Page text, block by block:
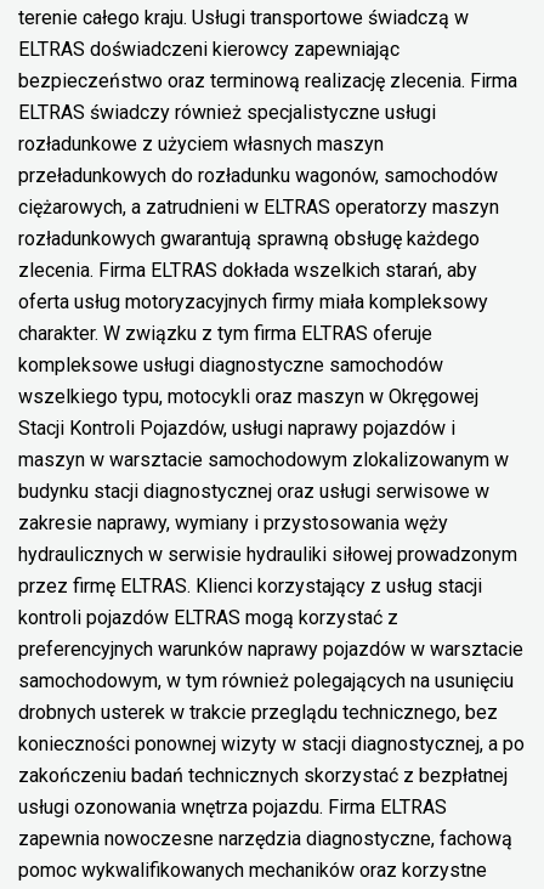
terenie całego kraju. Usługi transportowe świadczą w
ELTRAS doświadczeni kierowcy zapewniając
bezpieczeństwo oraz terminową realizację zlecenia. Firma
ELTRAS świadczy również specjalistyczne usługi
rozładunkowe z użyciem własnych maszyn
przeładunkowych do rozładunku wagonów, samochodów
ciężarowych, a zatrudnieni w ELTRAS operatorzy maszyn
rozładunkowych gwarantują sprawną obsługę każdego
zlecenia. Firma ELTRAS dokłada wszelkich starań, aby
oferta usług motoryzacyjnych firmy miała kompleksowy
charakter. W związku z tym firma ELTRAS oferuje
kompleksowe usługi diagnostyczne samochodów
wszelkiego typu, motocykli oraz maszyn w Okręgowej
Stacji Kontroli Pojazdów, usługi naprawy pojazdów i
maszyn w warsztacie samochodowym zlokalizowanym w
budynku stacji diagnostycznej oraz usługi serwisowe w
zakresie naprawy, wymiany i przystosowania węży
hydraulicznych w serwisie hydrauliki siłowej prowadzonym
przez firmę ELTRAS. Klienci korzystający z usług stacji
kontroli pojazdów ELTRAS mogą korzystać z
preferencyjnych warunków naprawy pojazdów w warsztacie
samochodowym, w tym również polegających na usunięciu
drobnych usterek w trakcie przeglądu technicznego, bez
konieczności ponownej wizyty w stacji diagnostycznej, a po
zakończeniu badań technicznych skorzystać z bezpłatnej
usługi ozonowania wnętrza pojazdu. Firma ELTRAS
zapewnia nowoczesne narzędzia diagnostyczne, fachową
pomoc wykwalifikowanych mechaników oraz korzystne